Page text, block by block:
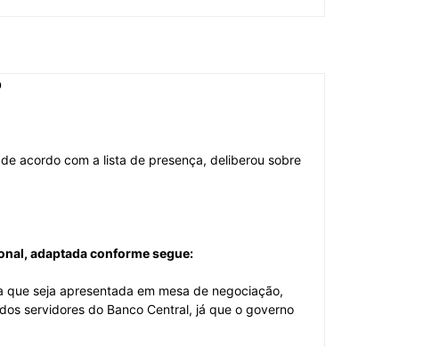
acordo com a lista de presença, deliberou sobre
adaptada conforme segue:
seja apresentada em mesa de negociação,
servidores do Banco Central, já que o governo